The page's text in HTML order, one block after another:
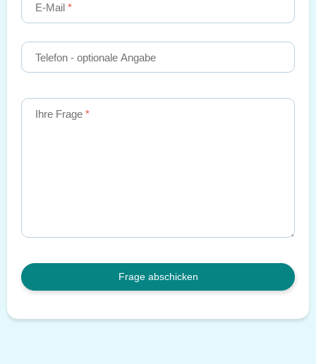
E-Mail
Telefon - optionale Angabe
Ihre Frage
Frage abschicken